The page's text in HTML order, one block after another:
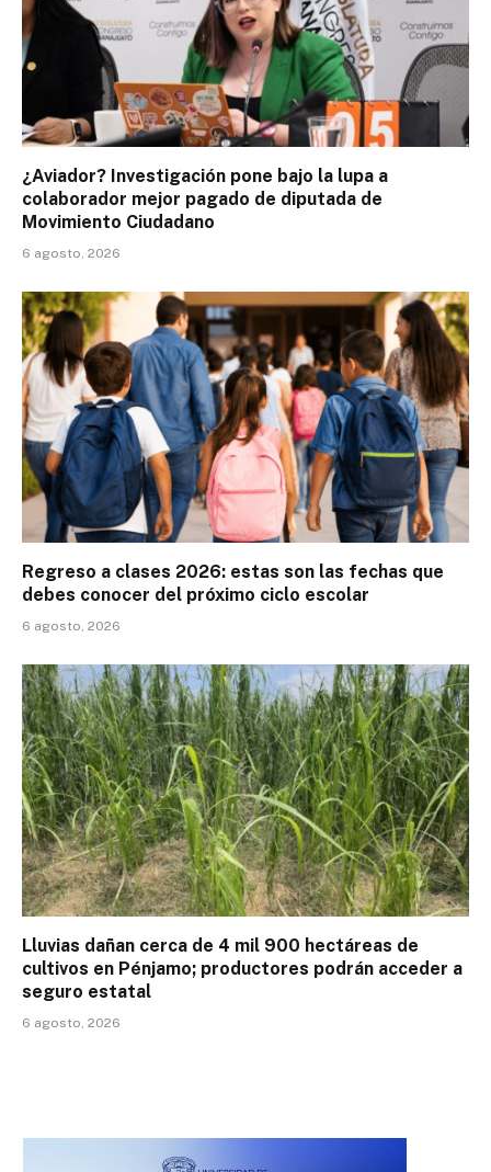
¿Aviador? Investigación pone bajo la lupa a
colaborador mejor pagado de diputada de
Movimiento Ciudadano
6 agosto, 2026
Regreso a clases 2026: estas son las fechas que
debes conocer del próximo ciclo escolar
6 agosto, 2026
Lluvias dañan cerca de 4 mil 900 hectáreas de
cultivos en Pénjamo; productores podrán acceder a
seguro estatal
6 agosto, 2026